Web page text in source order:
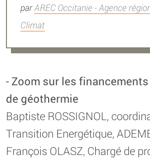
parAREC Occitanie - Agence
Climat
- Zoom sur les
de géothermie
Baptiste ROSSIGNOL,
Transition Energétique,
François OLASZ, Chargé de